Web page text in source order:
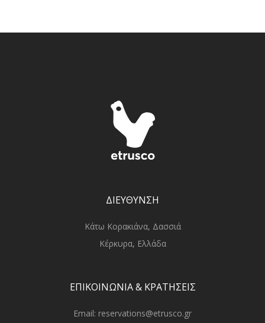
ΔΙΕΥΘΥΝΣΗ
Κάτω Κορακιάνα, Δασσιά
Κέρκυρα, Ελλάδα
ΕΠΙΚΟΙΝΩΝΙΑ & ΚΡΑΤΗΣΕΙΣ
Email: reservations@etrusco.gr